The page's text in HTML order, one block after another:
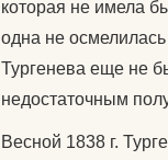
которая не имела
одна не
Тургенева еще не
недостаточным
Весной 1838 г.